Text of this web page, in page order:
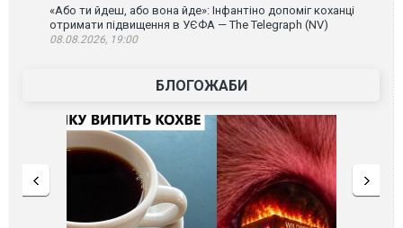
«Або ти йдеш, або вона йде»: Інфантіно допоміг коханці
отримати підвищення в УЄФА — The Telegraph (NV)
08.08.2026, 19:00
БЛОГОЖАБИ